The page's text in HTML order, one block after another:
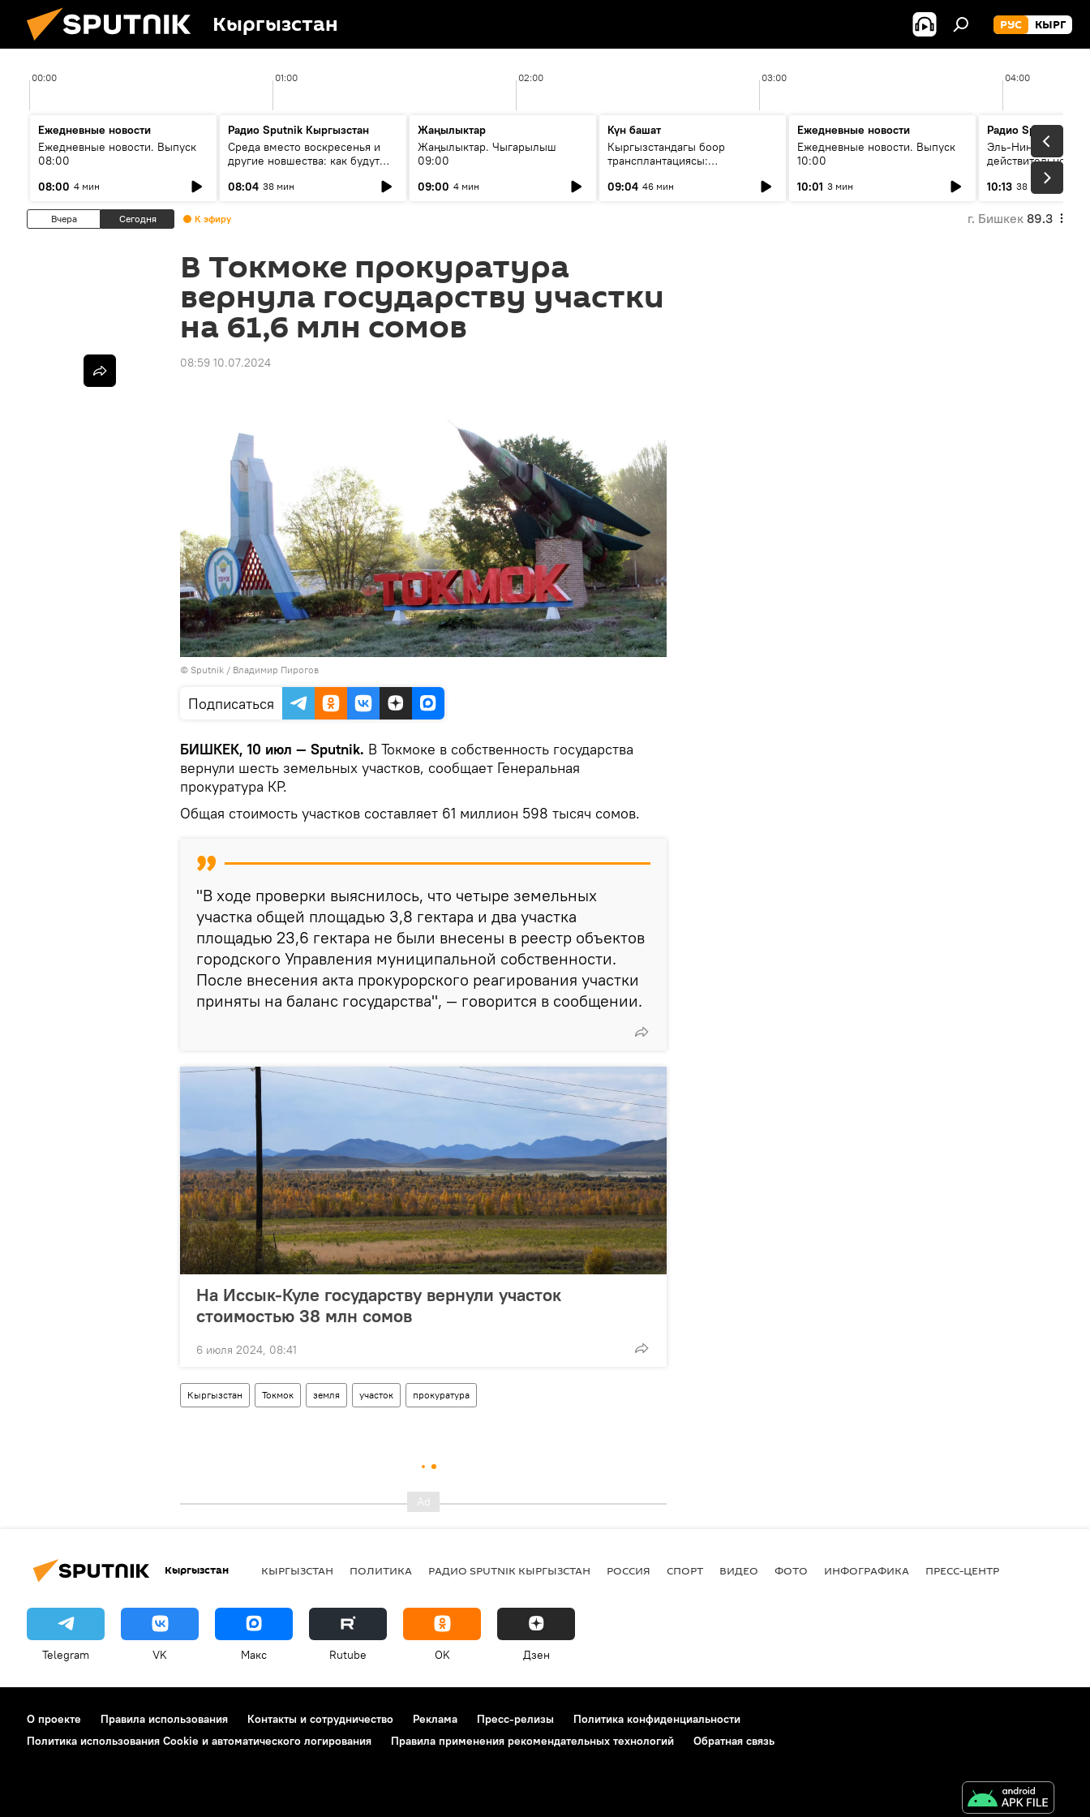
Кыргызстан РУС КЫРГ
00:00 01:00 02:00 03:00 04:00
Ежедневные новости
Ежедневные новости. Выпуск
08:00
08:00 4 мин
Радио Sputnik Кыргызстан
Среда вместо воскресенья и
другие новшества: как будут
08:04 38 мин
Жаңылыктар
Жаңылыктар. Чыгарылыш
09:00
09:00 4 мин
Күн башат
Кыргызстандагы боор
трансплантациясы:
келечеги
09:04 46 мин
Ежедневные новости
Ежедневные новости. Выпуск
10:00
10:01 3 мин
Радио Sputnik
Эль-Ниньо, жара и
действительно
погоду в
10:13 38 мин
Вчера Сегодня К эфиру г. Бишкек 89.3
В Токмоке прокуратура
вернула государству участки
на 61,6 млн сомов
08:59 10.07.2024
© Sputnik / Владимир Пирогов
Подписаться
БИШКЕК, 10 июл — Sputnik. В Токмоке в собственность государства
вернули шесть земельных участков, сообщает Генеральная
прокуратура КР.
Общая стоимость участков составляет 61 миллион 598 тысяч сомов.
"В ходе проверки выяснилось, что четыре земельных
участка общей площадью 3,8 гектара и два участка
площадью 23,6 гектара не были внесены в реестр объектов
городского Управления муниципальной собственности.
После внесения акта прокурорского реагирования участки
приняты на баланс государства", — говорится в сообщении.
На Иссык-Куле государству вернули участок
стоимостью 38 млн сомов
6 июля 2024, 08:41
Кыргызстан Токмок земля участок прокуратура
Кыргызстан КЫРГЫЗСТАН ПОЛИТИКА РАДИО SPUTNIK КЫРГЫЗСТАН РОССИЯ СПОРТ ВИДЕО ФОТО ИНФОГРАФИКА ПРЕСС-ЦЕНТР
Telegram VK Макс Rutube OK Дзен
О проекте Правила использования Контакты и сотрудничество Реклама Пресс-релизы
Политика конфиденциальности
Политика использования Cookie и автоматического логирования
Правила применения рекомендательных технологий Обратная связь